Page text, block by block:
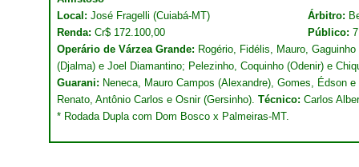
Local: José Fragelli (Cuiabá-MT) Árbitro:
Renda: Cr$ 172.100,00 Público:
Operário de Várzea Grande: Rogério, Fidélis, Mauro,
(Djalma) e Joel Diamantino; Pelezinho, Coquinho (Odenir) e
Guarani: Neneca, Mauro Campos (Alexandre), Gomes, Édson
Renato, Antônio Carlos e Osnir (Gersinho). Técnico: Carlos
* Rodada Dupla com Dom Bosco x Palmeiras-MT.